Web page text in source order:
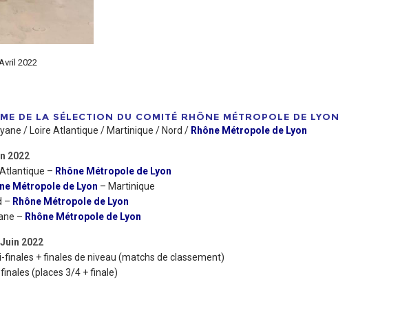
2022
DE LA SÉLECTION DU COMITÉ RHÔNE MÉTROPOLE DE LYON
/ Loire Atlantique / Martinique / Nord / Rhône Métropole de Lyon
2022
– Rhône Métropole de Lyon
Métropole de Lyon – Martinique
– Rhône Métropole de Lyon
– Rhône Métropole de Lyon
2022
finales + finales de niveau (matchs de classement)
(places 3/4 + finale)